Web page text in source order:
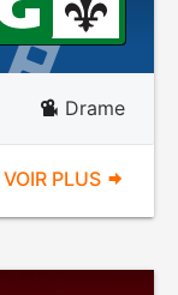
Drame
VOIR PLUS